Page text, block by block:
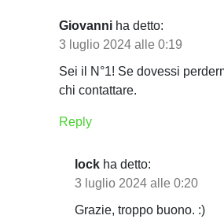
Giovanni ha detto:
3 luglio 2024 alle 0:19
Sei il N°1! Se dovessi
chi contattare.
Reply
lock ha detto:
3 luglio 2024 alle 0:20
Grazie, troppo buono. :)